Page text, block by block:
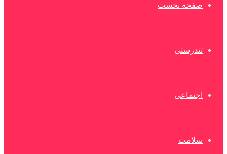
صفحه نخست
تندرستی
اجتماعی
سلامت